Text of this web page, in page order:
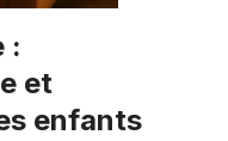
:
et
enfants